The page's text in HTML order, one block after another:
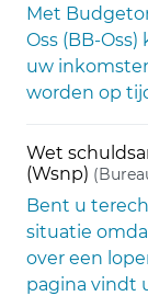
Met
Oss (BB-
uw
worden op
Wet
(Wsnp)
Bent u
situatie
over een
pagina vindt